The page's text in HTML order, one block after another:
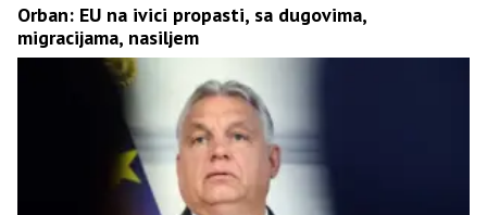
Orban: EU na ivici propasti, sa dugovima,
migracijama, nasiljem